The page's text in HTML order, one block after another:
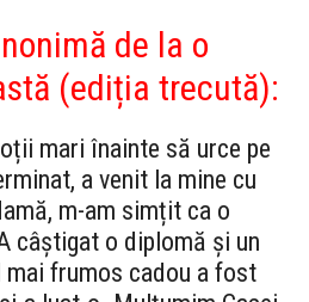
de la o
(ediția trecută):
mari înainte să urce pe
a venit la mine cu
m-am simțit ca o
câștigat o diplomă și un
frumos cadou a fost